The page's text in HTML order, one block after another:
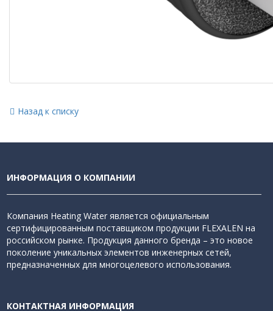
Назад к списку
ИНФОРМАЦИЯ О КОМПАНИИ
Компания Heating Water является официальным
сертифицированным поставщиком продукции FLEXALEN на
российском рынке. Продукция данного бренда – это новое
поколение уникальных элементов инженерных сетей,
предназначенных для многоцелевого использования.
КОНТАКТНАЯ ИНФОРМАЦИЯ